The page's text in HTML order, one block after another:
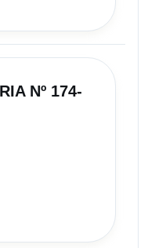
Nº 174-